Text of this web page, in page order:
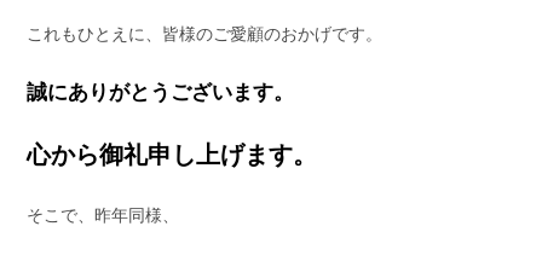
これもひとえに、皆様のご愛顧のおかげです。
誠にありがとうございます。
心から御礼申し上げます。
そこで、昨年同様、